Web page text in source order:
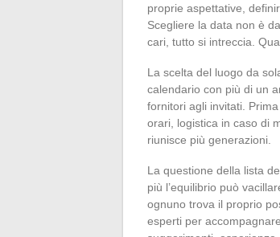
proprie aspettative,
Scegliere la data non è
cari, tutto si intreccia.
La scelta del luogo da
calendario con più di un
fornitori agli invitati.
orari, logistica in caso di
riunisce più generazioni.
La questione della lista
più l’equilibrio può
ognuno trova il proprio
esperti per